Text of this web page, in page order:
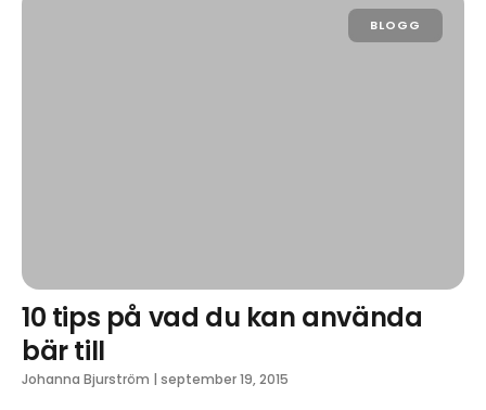
BLOGG
10 tips på vad du kan använda
bär till
Johanna Bjurström | september 19, 2015